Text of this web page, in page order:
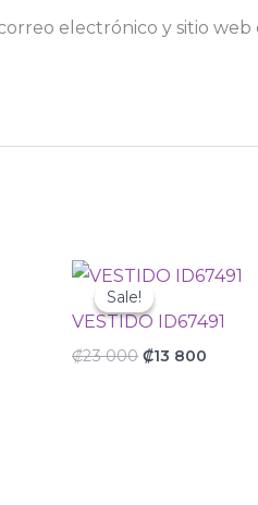
electrónico y sitio
Sale!
Sale!
VESTIDO ID67491
₡23 000
Original
price
was:
₡23
000.
₡13 800
price
₡13